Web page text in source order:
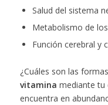
Salud del sistema
Metabolismo de
Función cerebral y
¿Cuáles son las
vitamina mediante tu
encuentra en